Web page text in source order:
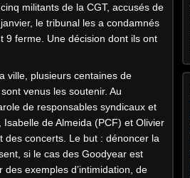
militants de la CGT, accusés de
le tribunal les a condamnés
9 ferme. Une décision dont ils ont
ville, plusieurs centaines de
venus les soutenir. Au
de responsables syndicaux et
de Almeida (PCF) et Olivier
des concerts. Le but : dénoncer la
si le cas des Goodyear est
exemples d’intimidation, de